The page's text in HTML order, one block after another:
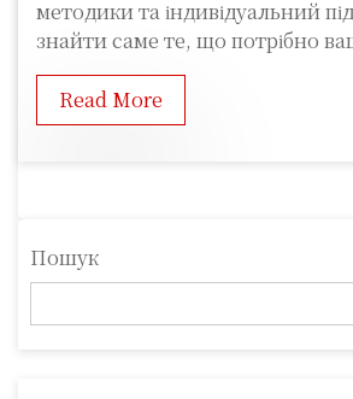
методики та індивідуальний
знайти саме те, що потрібно
Read More
Пошук